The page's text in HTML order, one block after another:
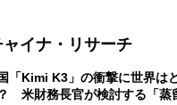
ャイナ・リサーチ
「Kimi K3」の衝撃に世界は
米財務長官が検討する「蒸